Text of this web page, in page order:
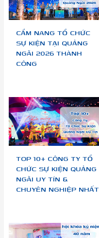
CẨM NANG TỔ CHỨC
SỰ KIỆN TẠI QUẢNG
NGÃI 2026 THÀNH
CÔNG
TOP 10+ CÔNG TY TỔ
CHỨC SỰ KIỆN QUẢNG
NGÃI UY TÍN &
CHUYÊN NGHIỆP NHẤT